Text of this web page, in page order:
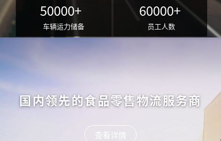
50000+
车辆运力储备
60000+
员工人数
国内领先的食品零售物流服务商
查看详情